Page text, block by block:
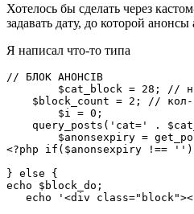
Хотелось бы сделать через
задавать дату, до которой анонсы
Я написал что-то типа
// БЛОК АНОНСІВ
$cat_block = 28; //
$block_count = 2; //
        $i = 0;
query_posts('cat=' .
$anonsexpiry =
<?php if($anonsexpiry !==
} else {
echo $block_do;
echo '<div